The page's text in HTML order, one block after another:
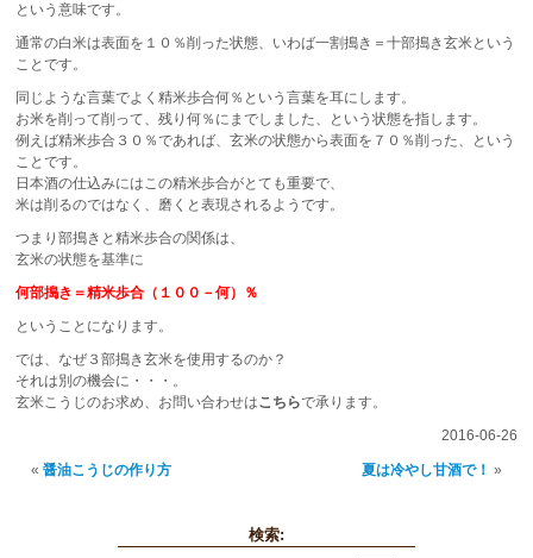
という意味です。
通常の白米は表面を１０％削った状態、いわば一割搗き＝十部搗き玄米という
ことです。
同じような言葉でよく精米歩合何％という言葉を耳にします。
お米を削って削って、残り何％にまでしました、という状態を指します。
例えば精米歩合３０％であれば、玄米の状態から表面を７０％削った、という
ことです。
日本酒の仕込みにはこの精米歩合がとても重要で、
米は削るのではなく、磨くと表現されるようです。
つまり部搗きと精米歩合の関係は、
玄米の状態を基準に
何部搗き＝精米歩合（１００－何）％
ということになります。
では、なぜ３部搗き玄米を使用するのか？
それは別の機会に・・・。
玄米こうじのお求め、お問い合わせはこちらで承ります。
2016-06-26
« 醤油こうじの作り方 夏は冷やし甘酒で！ »
検索: